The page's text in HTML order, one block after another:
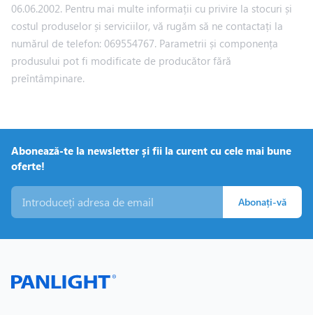
06.06.2002. Pentru mai multe informații cu privire la stocuri și
costul produselor și serviciilor, vă rugăm să ne contactați la
numărul de telefon: 069554767. Parametrii și componența
produsului pot fi modificate de producător fără
preîntâmpinare.
Abonează-te la newsletter și fii la curent cu cele mai bune
oferte!
Abonați-vă